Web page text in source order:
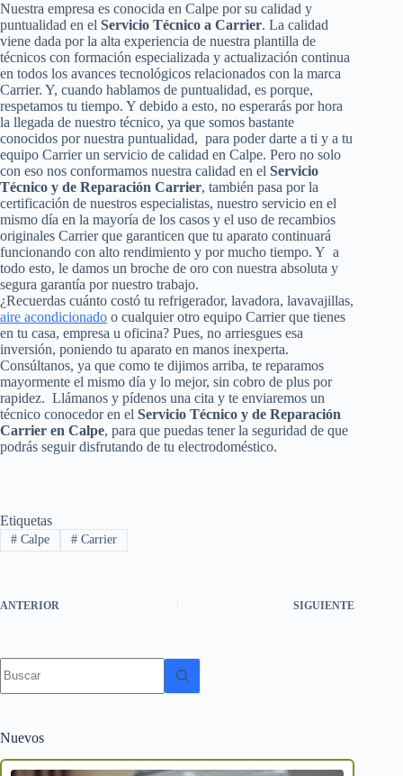
Nuestra empresa es conocida en Calpe por su calidad y
puntualidad en el Servicio Técnico a Carrier. La calidad
viene dada por la alta experiencia de nuestra plantilla de
técnicos con formación especializada y actualización continua
en todos los avances tecnológicos relacionados con la marca
Carrier. Y, cuando hablamos de puntualidad, es porque,
respetamos tu tiempo. Y debido a esto, no esperarás por hora
la llegada de nuestro técnico, ya que somos bastante
conocidos por nuestra puntualidad, para poder darte a ti y a tu
equipo Carrier un servicio de calidad en Calpe. Pero no solo
con eso nos conformamos nuestra calidad en el Servicio
Técnico y de Reparación Carrier, también pasa por la
certificación de nuestros especialistas, nuestro servicio en el
mismo día en la mayoría de los casos y el uso de recambios
originales Carrier que garanticen que tu aparato continuará
funcionando con alto rendimiento y por mucho tiempo. Y a
todo esto, le damos un broche de oro con nuestra absoluta y
segura garantía por nuestro trabajo.
¿Recuerdas cuánto costó tu refrigerador, lavadora, lavavajillas,
aire acondicionado o cualquier otro equipo Carrier que tienes
en tu casa, empresa u oficina? Pues, no arriesgues esa
inversión, poniendo tu aparato en manos inexperta.
Consúltanos, ya que como te dijimos arriba, te reparamos
mayormente el mismo día y lo mejor, sin cobro de plus por
rapidez. Llámanos y pídenos una cita y te enviaremos un
técnico conocedor en el Servicio Técnico y de Reparación
Carrier en Calpe, para que puedas tener la seguridad de que
podrás seguir disfrutando de tu electrodoméstico.
Etiquetas
#Calpe #Carrier
ANTERIOR SIGUIENTE
resultados
Nuevos